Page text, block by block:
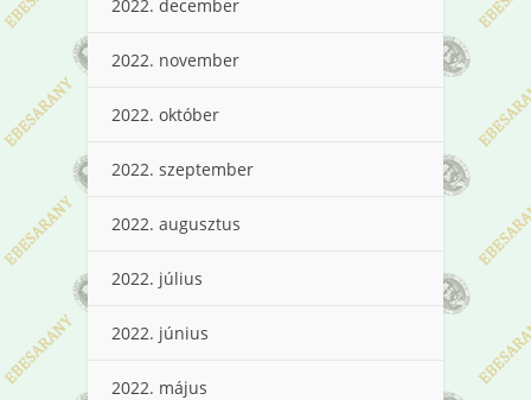
2022. december
2022. november
2022. október
2022. szeptember
2022. augusztus
2022. július
2022. június
2022. május